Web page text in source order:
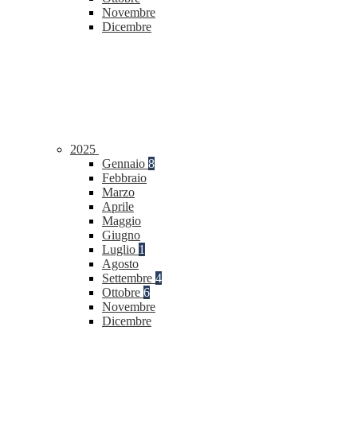
Novembre
Dicembre
2025
Gennaio 8
Febbraio
Marzo
Aprile
Maggio
Giugno
Luglio 1
Agosto
Settembre 4
Ottobre 6
Novembre
Dicembre